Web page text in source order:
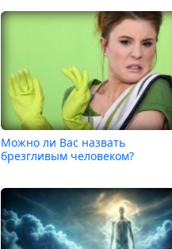
Можно ли Вас назвать
брезгливым человеком?